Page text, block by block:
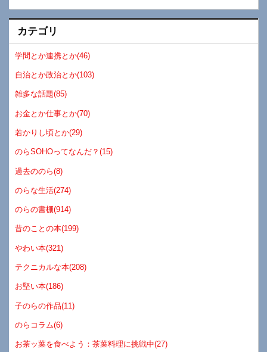
カテゴリ
学問とか連携とか(46)
自治とか政治とか(103)
雑多な話題(85)
お金とか仕事とか(70)
若かりし頃とか(29)
のらSOHOってなんだ？(15)
過去ののら(8)
のらな生活(274)
のらの書棚(914)
昔のことの本(199)
やわい本(321)
テクニカルな本(208)
お堅い本(186)
子のらの作品(11)
のらコラム(6)
お茶ッ葉を食べよう：茶葉料理に挑戦中(27)